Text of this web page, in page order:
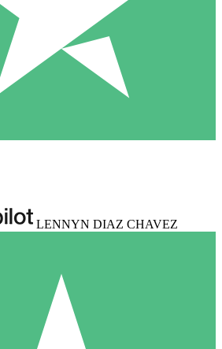
LENNYN DIAZ CHAVEZ